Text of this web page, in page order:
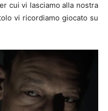
cui vi lasciamo alla nostra
vi ricordiamo giocato su